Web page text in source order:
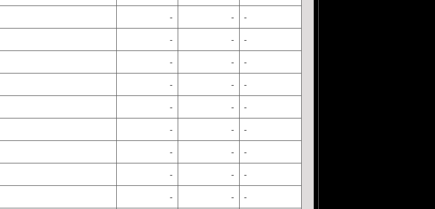
- - -
- - -
- - -
- - -
- - -
- - -
- - -
- - -
- - -